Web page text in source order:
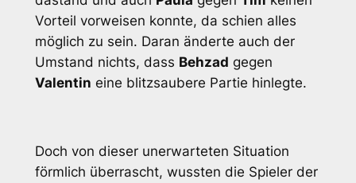
Vorteil vorweisen konnte, da schien alles
möglich zu sein. Daran änderte auch der
Umstand nichts, dass Behzad gegen
Valentin eine blitzsaubere Partie hinlegte.
Doch von dieser unerwarteten Situation
förmlich überrascht, wussten die Spieler der